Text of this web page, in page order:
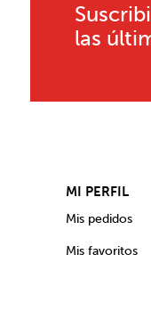
las
MI PERFIL
Mis pedidos
Mis favoritos